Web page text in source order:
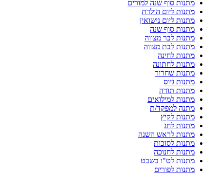
מתנות סוף שנה למורים
מתנות ליום הולדת
מתנות ליום נישואין
מתנות סוף שנה
מתנות לבר מצווה
מתנות לבת מצווה
מתנות לחינה
מתנות לחתונה
מתנות שחרור
מתנות גיוס
מתנות תודה
מתנות למילואים
מתנה למפקד/ת
מתנות לקיץ
מתנות לחג
מתנות לראש השנה
מתנות לסוכות
מתנות לחנוכה
מתנות לט"ו בשבט
מתנות לפורים